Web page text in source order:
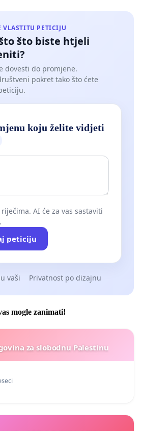
VLASTITU PETICIJU
što biste htjeli
dovesti do promjene.
pokret tako što ćete
koju želite vidjeti
AI će za vas sastaviti
peticiju
vaši Privatnost po dizajnu
mogle zanimati!
za slobodnu Palestinu